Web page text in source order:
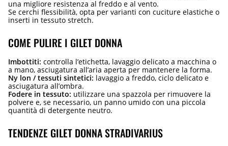
una migliore resistenza al freddo e al vento.
Se cerchi flessibilità, opta per varianti con cuciture elastiche o
inserti in tessuto stretch.
COME PULIRE I GILET DONNA
Imbottiti: controlla l’etichetta, lavaggio delicato a macchina o
a mano, asciugatura all’aria aperta per mantenere la forma.
Ny lon / tessuti sintetici: lavaggio a freddo, ciclo delicato e
asciugatura all’ombra.
Fodere in tessuto: utilizzare una spazzola per rimuovere la
polvere e, se necessario, un panno umido con una piccola
quantità di detergente neutro.
TENDENZE GILET DONNA STRADIVARIUS